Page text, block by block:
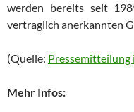
werden bereits seit
vertraglich anerkannten
(Quelle: Pressemitteilung
Mehr Infos: